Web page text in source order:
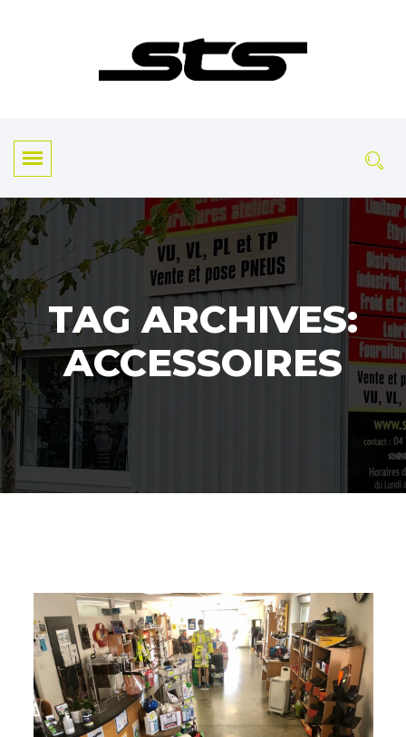
TAG ARCHIVES:
ACCESSOIRES